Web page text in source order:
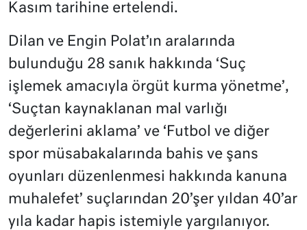
Kasım tarihine ertelendi.
Dilan ve Engin Polat’ın aralarında
bulunduğu 28 sanık hakkında ‘Suç
işlemek amacıyla örgüt kurma yönetme’,
‘Suçtan kaynaklanan mal varlığı
değerlerini aklama’ ve ‘Futbol ve diğer
spor müsabakalarında bahis ve şans
oyunları düzenlenmesi hakkında kanuna
muhalefet’ suçlarından 20’şer yıldan 40’ar
yıla kadar hapis istemiyle yargılanıyor.